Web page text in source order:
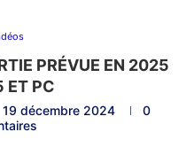
PRÉVUE EN 2025
ET PC
19 décembre 2024
0